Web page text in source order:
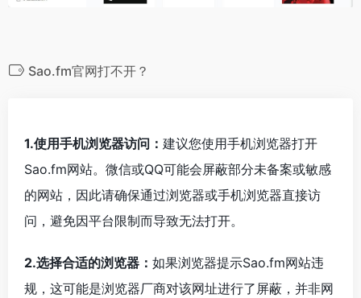
Sao.fm官网打不开？
1.使用手机浏览器访问： 建议您使用手机浏览器打开
Sao.fm网站。微信或QQ可能会屏蔽部分未备案或敏感
的网站，因此请确保通过浏览器或手机浏览器直接访
问，避免因平台限制而导致无法打开。
2.选择合适的浏览器： 如果浏览器提示Sao.fm网站违
规，这可能是浏览器厂商对该网址进行了屏蔽，并非网